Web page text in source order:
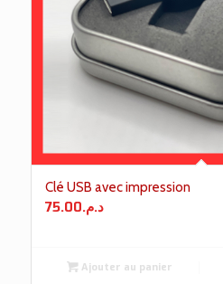
Clé USB avec impression
د.م.75.00
Ajouter au panier